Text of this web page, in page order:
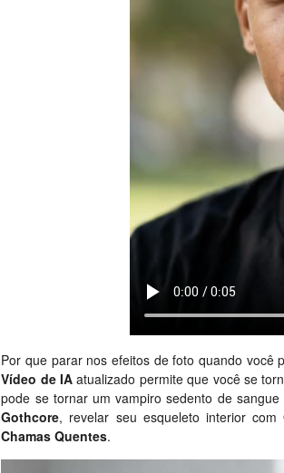
Por que parar nos efeitos de foto quando você
Vídeo de IA atualizado permite que você se
pode se tornar um vampiro sedento de
Gothcore, revelar seu esqueleto interior com
Chamas Quentes.